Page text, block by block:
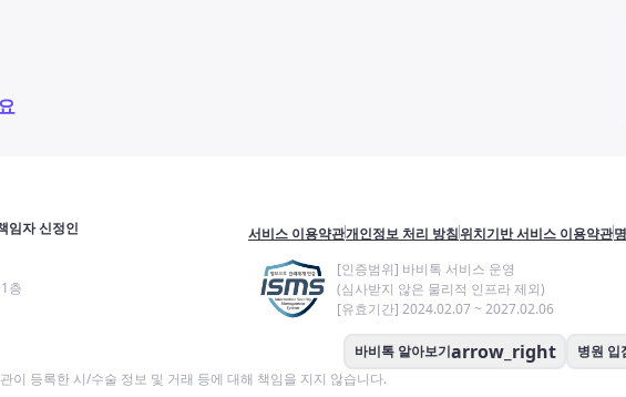
임자 신정인
층
서비스 이용약관개인정보 처리 방침위치기반 서비스 이용약관
[인증범위] 바비톡 서비스 운영
(심사받지 않은 물리적 인프라 제외)
[유효기간] 2024.02.07 ~ 2027.02.06
바비톡 알아보기arrow_right 병원 입
이 등록한 시/수술 정보 및 거래 등에 대해 책임을 지지 않습니다.